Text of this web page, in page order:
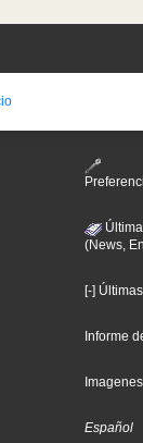
(News,
[-]
Informe
Español